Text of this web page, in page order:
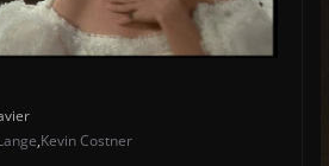
,Kevin Costner